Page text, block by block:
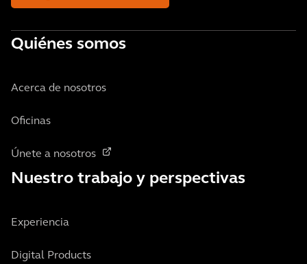
Quiénes somos
Acerca de nosotros
Oficinas
Únete a nosotros
Nuestro trabajo y perspectivas
Experiencia
Digital Products